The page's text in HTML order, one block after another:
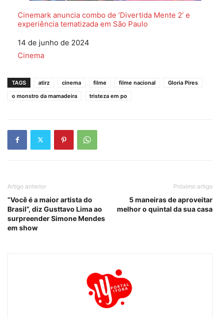
Cinemark anuncia combo de ‘Divertida Mente 2’ e
experiência tematizada em São Paulo
Data
14 de junho de 2024
Em relação a
Cinema
TAGS atirz cinema filme filme nacional
Gloria Pires
o monstro da mamadeira
tristeza em po
Artigo anterior
“Você é a maior artista do
Brasil”, diz Gusttavo Lima ao
surpreender Simone Mendes
em show
Próximo artigo
5 maneiras de aproveitar
melhor o quintal da sua casa